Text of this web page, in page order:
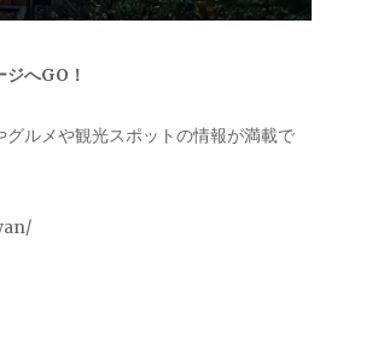
へGO！
グルメや観光スポットの情報が満載で